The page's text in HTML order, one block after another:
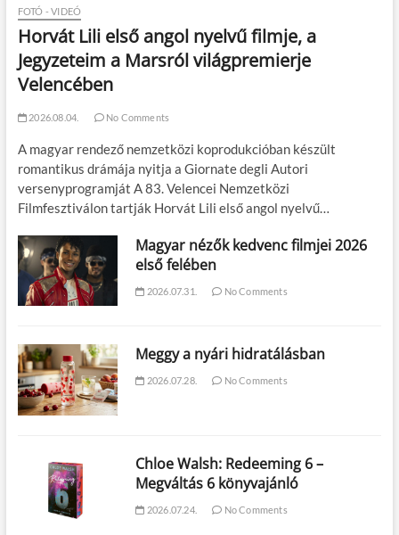
FOTÓ - VIDEÓ
Horvát Lili első angol nyelvű filmje, a
Jegyzeteim a Marsról világpremierje
Velencében
2026.08.04. No Comments
A magyar rendező nemzetközi koprodukcióban készült
romantikus drámája nyitja a Giornate degli Autori
versenyprogramját A 83. Velencei Nemzetközi
Filmfesztiválon tartják Horvát Lili első angol nyelvű…
Magyar nézők kedvenc filmjei 2026
első felében
2026.07.31. No Comments
Meggy a nyári hidratálásban
2026.07.28. No Comments
Chloe Walsh: Redeeming 6 –
Megváltás 6 könyvajánló
2026.07.24. No Comments